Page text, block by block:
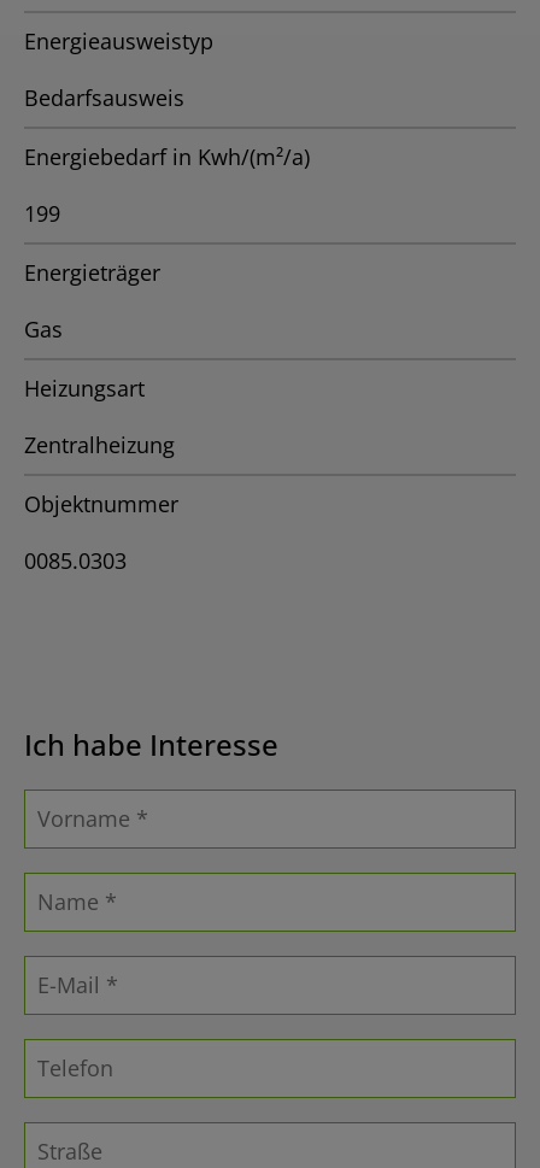
Energieausweistyp
Bedarfsausweis
Energiebedarf in Kwh/(m²/a)
199
Energieträger
Gas
Heizungsart
Zentralheizung
Objektnummer
0085.0303
Ich habe Interesse